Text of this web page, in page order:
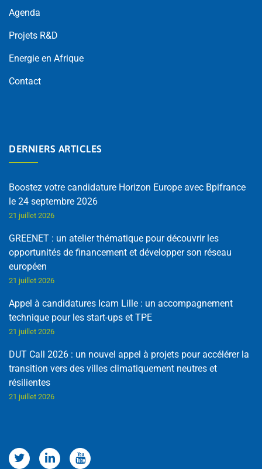
Agenda
Projets R&D
Energie en Afrique
Contact
DERNIERS ARTICLES
Boostez votre candidature Horizon Europe avec Bpifrance
le 24 septembre 2026
21 juillet 2026
GREENET : un atelier thématique pour découvrir les
opportunités de financement et développer son réseau
européen
21 juillet 2026
Appel à candidatures Icam Lille : un accompagnement
technique pour les start-ups et TPE
21 juillet 2026
DUT Call 2026 : un nouvel appel à projets pour accélérer la
transition vers des villes climatiquement neutres et
résilientes
21 juillet 2026